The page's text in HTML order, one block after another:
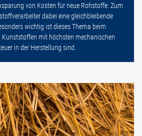
von Kosten für neue Rohstoffe. Zum
dabei eine gleichbleibende
wichtig ist dieses Thema beim
Kunststoffen mit höchsten mechanischen
in der Herstellung sind.